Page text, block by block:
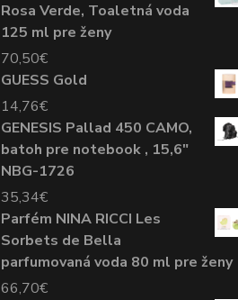
Rosa Verde, Toaletná voda
125 ml pre ženy
70,50€
GUESS Gold
14,76€
GENESIS Pallad 450 CAMO,
batoh pre notebook , 15,6"
NBG-1726
35,34€
Parfém NINA RICCI Les
Sorbets de Bella
parfumovaná voda 80 ml pre ženy
66,70€